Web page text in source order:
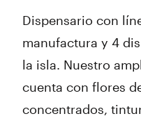
Dispensario con
manufactura y 4
la isla. Nuestro
cuenta con flores
concentrados,